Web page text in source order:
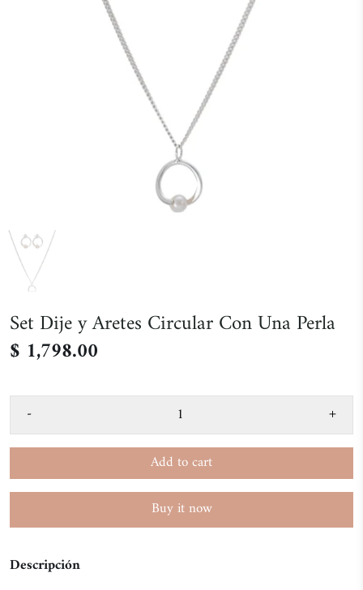
Set Dije y Aretes Circular Con Una Perla
$ 1,798.00
-
+
Add to cart
Buy it now
Descripción